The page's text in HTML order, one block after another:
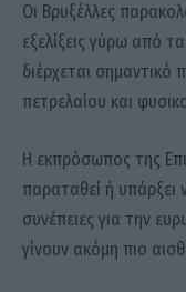
Οι Βρυξέλλες
εξελίξεις γύρω από
διέρχεται
πετρελαίου και
Η εκπρόσωπος της
παραταθεί ή υπάρξει
συνέπειες για την
γίνουν ακόμη πιο